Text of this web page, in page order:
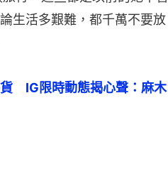
生活多艱難，都千萬不要放
　IG限時動態揭心聲：麻木